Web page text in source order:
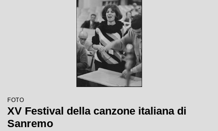
FOTO
XV Festival della canzone italiana di
Sanremo